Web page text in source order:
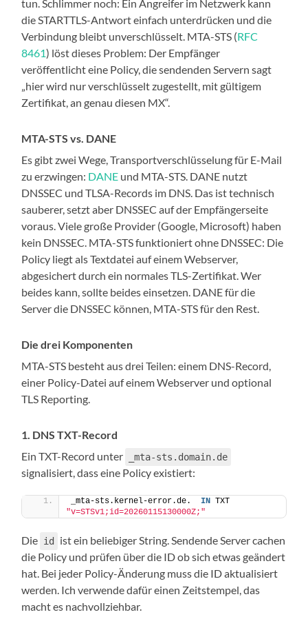
tun. Schlimmer noch: Ein Angreifer im Netzwerk kann
die STARTTLS-Antwort einfach unterdrücken und die
Verbindung bleibt unverschlüsselt. MTA-STS (RFC
8461) löst dieses Problem: Der Empfänger
veröffentlicht eine Policy, die sendenden Servern sagt
„hier wird nur verschlüsselt zugestellt, mit gültigem
Zertifikat, an genau diesen MX“.
MTA-STS vs. DANE
Es gibt zwei Wege, Transportverschlüsselung für E-Mail
zu erzwingen: DANE und MTA-STS. DANE nutzt
DNSSEC und TLSA-Records im DNS. Das ist technisch
sauberer, setzt aber DNSSEC auf der Empfängerseite
voraus. Viele große Provider (Google, Microsoft) haben
kein DNSSEC. MTA-STS funktioniert ohne DNSSEC: Die
Policy liegt als Textdatei auf einem Webserver,
abgesichert durch ein normales TLS-Zertifikat. Wer
beides kann, sollte beides einsetzen. DANE für die
Server die DNSSEC können, MTA-STS für den Rest.
Die drei Komponenten
MTA-STS besteht aus drei Teilen: einem DNS-Record,
einer Policy-Datei auf einem Webserver und optional
TLS Reporting.
1. DNS TXT-Record
Ein TXT-Record unter
_mta-sts.domain.de
signalisiert, dass eine Policy existiert:
_mta-sts.kernel-error.de. IN
"v=STSv1;id=20260115130000Z;"
Die id
ist ein beliebiger String. Sendende Server cachen
die Policy und prüfen über die ID ob sich etwas geändert
hat. Bei jeder Policy-Änderung muss die ID aktualisiert
werden. Ich verwende dafür einen Zeitstempel, das
macht es nachvollziehbar.